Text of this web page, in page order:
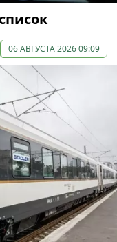
06 АВГУСТА 2026 09:09